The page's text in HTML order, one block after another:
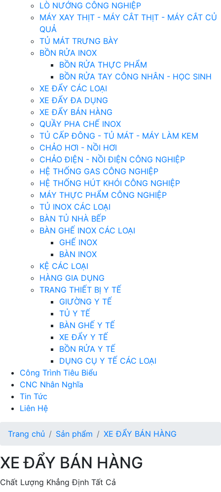
LÒ NƯỚNG CÔNG NGHIỆP
MÁY XAY THỊT - MÁY CẮT THỊT - MÁY CẮT CỦ
QUẢ
TỦ MÁT TRƯNG BÀY
BỒN RỬA INOX
BỒN RỬA THỰC PHẨM
BỒN RỬA TAY CÔNG NHÂN - HỌC SINH
XE ĐẨY CÁC LOẠI
XE ĐẨY ĐA DỤNG
XE ĐẨY BÁN HÀNG
QUẦY PHA CHẾ INOX
TỦ CẤP ĐÔNG - TỦ MÁT - MÁY LÀM KEM
CHẢO HƠI - NỒI HƠI
CHẢO ĐIỆN - NỒI ĐIỆN CÔNG NGHIỆP
HỆ THỐNG GAS CÔNG NGHIỆP
HỆ THỐNG HÚT KHÓI CÔNG NGHIỆP
MÁY THỰC PHẨM CÔNG NGHIỆP
TỦ INOX CÁC LOẠI
BÀN TỦ NHÀ BẾP
BÀN GHẾ INOX CÁC LOẠI
GHẾ INOX
BÀN INOX
KỆ CÁC LOẠI
HÀNG GIA DỤNG
TRANG THIẾT BỊ Y TẾ
GIƯỜNG Y TẾ
TỦ Y TẾ
BÀN GHẾ Y TẾ
XE ĐẨY Y TẾ
BỒN RỬA Y TẾ
DỤNG CỤ Y TẾ CÁC LOẠI
Công Trình Tiêu Biểu
CNC Nhân Nghĩa
Tin Tức
Liên Hệ
Trang chủ Sản phẩm XE ĐẨY BÁN HÀNG
XE ĐẨY BÁN HÀNG
Chất Lượng Khẳng Định Tất Cả